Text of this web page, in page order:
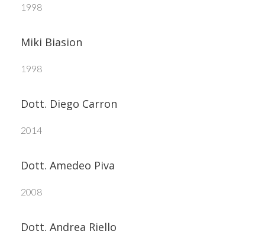
1998
Miki Biasion
1998
Dott. Diego Carron
2014
Dott. Amedeo Piva
2008
Dott. Andrea Riello